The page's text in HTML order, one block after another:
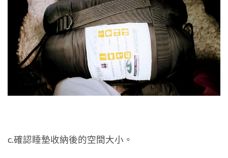
c.確認睡墊收納後的空間大小。